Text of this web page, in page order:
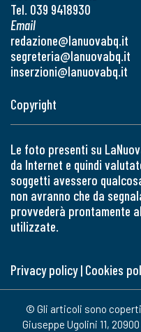
Tel. 039 9418930
Email
redazione@lanuovabq.it
segreteria@lanuovabq.it
inserzioni@lanuovabq.it
Copyright
Le foto presenti su
da Internet e quindi
soggetti avessero
non avranno che da
provvederà prontamente
utilizzate.
Privacy policy| Cookies
© Gli articoli sono
Giuseppe Ugolini 11,